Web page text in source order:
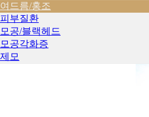
여드름/홍조
피부질환
모공/블랙헤드
모공각화증
제모